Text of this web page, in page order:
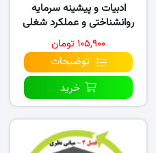
ادبیات و پیشینه سرمایه
روانشناختی و عملکرد شغلی
کارکنان در سازمان
۱۰۵,۹۰۰ تومان
توضیحات
خرید